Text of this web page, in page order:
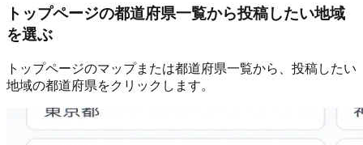
トップページの都道府県一覧から投稿したい地域
を選ぶ
トップページのマップまたは都道府県一覧から、投稿したい
地域の都道府県をクリックします。